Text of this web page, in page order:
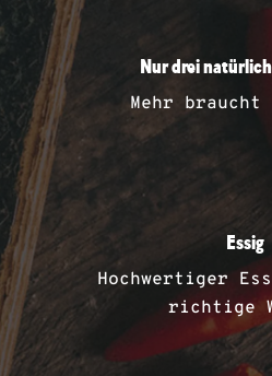
SHOP Nur drei
Mehr
Essig
Hochwertiger
richtige